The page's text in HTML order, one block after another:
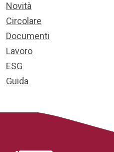
Novità
Circolare
Documenti
Lavoro
ESG
Guida